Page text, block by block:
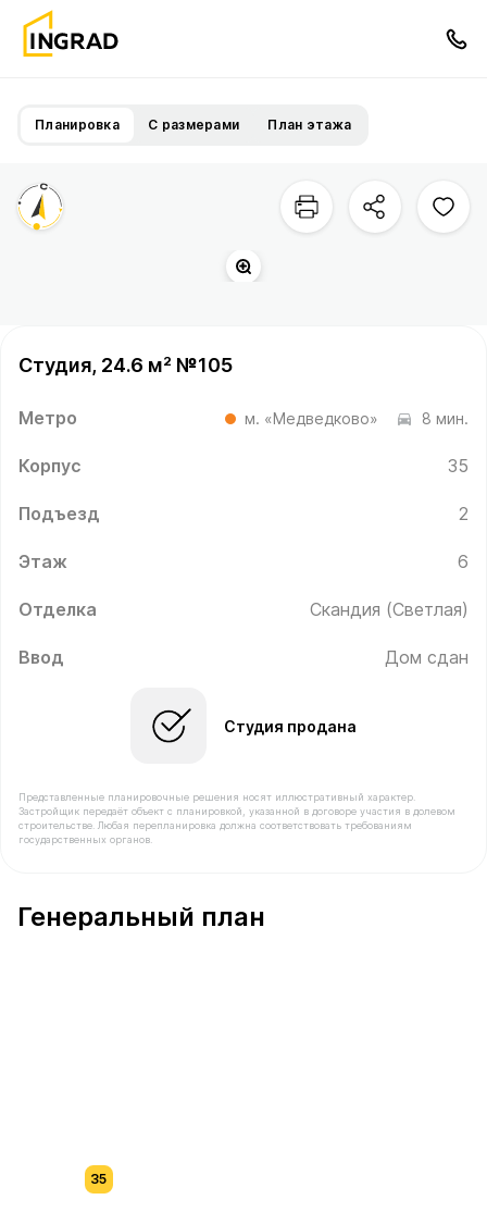
Планировка С размерами План этажа
Студия, 24.6 м² №105
Метро м. «Медведково» 8 мин.
Корпус 35
Подъезд 2
Этаж 6
Отделка Скандия (Светлая)
Ввод Дом сдан
Студия продана
Представленные планировочные решения носят иллюстративный характер.
Застройщик передаёт объект с планировкой, указанной в договоре участия в долевом
строительстве. Любая перепланировка должна соответствовать требованиям
государственных органов.
Генеральный план
35